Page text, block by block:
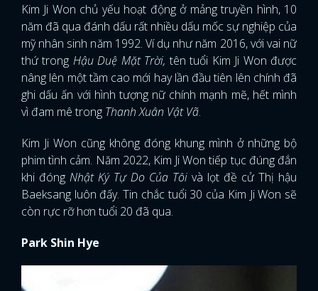
ĐĂNG NHẬP
Kim Ji Won chủ yếu hoạt động ở mảng truyền hình, 10
năm đã qua đánh dấu rất nhiều dấu mốc sự nghiệp của
mỹ nhân sinh năm 1992. Ví dụ như năm 2016, với vai nữ
thứ trong Hậu Duệ Mặt Trời, tên tuổi Kim Ji Won được
nâng lên một tầm cao mới hay lần đầu tiên lên chính đã
ghi dấu ấn với hình tượng nữ chính mạnh mẽ, hết mình
vì đam mê trong Thanh Xuân Vật Vã.
Kim Ji Won cũng không đóng khung mình ở những bộ
phim tình cảm. Năm 2022, Kim Ji Won tiếp tục đúng đắn
khi đóng Nhật Ký Tự Do Của Tôi và lọt đề cử Thị hậu
Baeksang luôn đấy. Tin chắc tuổi 30 của Kim Ji Won sẽ
còn rực rỡ hơn tuổi 20 đã qua.
Park Shin Hye